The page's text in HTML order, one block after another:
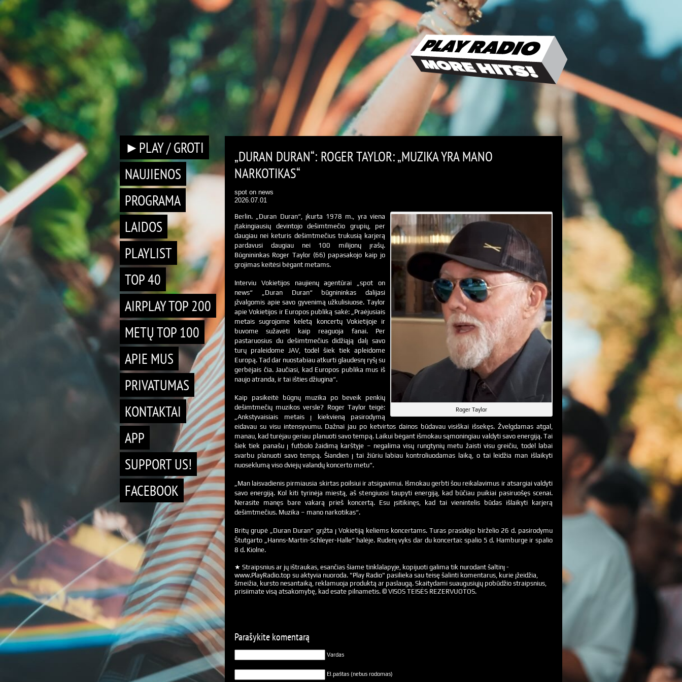
►PLAY / GROTI
NAUJIENOS
PROGRAMA
LAIDOS
PLAYLIST
TOP 40
AIRPLAY TOP 200
METŲ TOP 100
APIE MUS
PRIVATUMAS
KONTAKTAI
APP
SUPPORT US!
FACEBOOK
„DURAN DURAN“: ROGER TAYLOR: „MUZIKA YRA MANO
NARKOTIKAS“
spot on news
2026.07.01
Roger Taylor
Berlin. „Duran Duran“, įkurta 1978 m., yra viena
įtakingiausių devintojo dešimtmečio grupių, per
daugiau nei keturis dešimtmečius trukusią karjerą
pardavusi daugiau nei 100 milijonų įrašų.
Būgnininkas Roger Taylor (66) papasakojo kaip jo
grojimas keitėsi bėgant metams.
Interviu Vokietijos naujienų agentūrai „spot on
news“ „Duran Duran“ būgnininkas dalijasi
įžvalgomis apie savo gyvenimą užkulisiuose. Taylor
apie Vokietijos ir Europos publiką sakė: „Praėjusiais
metais sugrojome keletą koncertų Vokietijoje ir
buvome sužavėti kaip reaguoja fanai. Per
pastaruosius du dešimtmečius didžiąją dalį savo
turų praleidome JAV, todėl šiek tiek apleidome
Europą. Tad dar nuostabiau atkurti glaudesnį ryšį su
gerbėjais čia. Jaučiasi, kad Europos publika mus iš
naujo atranda, ir tai išties džiugina“.
Kaip pasikeitė būgnų muzika po beveik penkių
dešimtmečių muzikos versle? Roger Taylor teigė:
„Ankstyvaisiais metais į kiekvieną pasirodymą
eidavau su visu intensyvumu. Dažnai jau po ketvirtos dainos būdavau visiškai išsekęs. Žvelgdamas atgal,
manau, kad turėjau geriau planuoti savo tempą. Laikui bėgant išmokau sąmoningiau valdyti savo energiją. Tai
šiek tiek panašu į futbolo žaidimą karštyje – negalima visų rungtynių metu žaisti visu greičiu, todėl labai
svarbu planuoti savo tempą. Šiandien į tai žiūriu labiau kontroliuodamas laiką, o tai leidžia man išlaikyti
nuoseklumą viso dviejų valandų koncerto metu“.
„Man laisvadienis pirmiausia skirtas poilsiui ir atsigavimui. Išmokau gerbti šou reikalavimus ir atsargiai valdyti
savo energiją. Kol kiti tyrinėja miestą, aš stengiuosi taupyti energiją, kad būčiau puikiai pasiruošęs scenai.
Nerasite manęs bare vakarą prieš koncertą. Esu įsitikinęs, kad tai vienintelis būdas išlaikyti karjerą
dešimtmečius. Muzika – mano narkotikas“.
Britų grupė „Duran Duran“ grįžta į Vokietiją keliems koncertams. Turas prasidėjo birželio 26 d. pasirodymu
Štutgarto „Hanns-Martin-Schleyer-Halle“ halėje. Rudenį vyks dar du koncertai: spalio 5 d. Hamburge ir spalio
8 d. Kiolne.
★ Straipsnius ar jų ištraukas, esančias šiame tinklalapyje, kopijuoti galima tik nurodant šaltinį -
www.PlayRadio.top su aktyvia nuoroda. "Play Radio" pasilieka sau teisę šalinti komentarus, kurie įžeidžia,
šmeižia, kursto nesantaiką, reklamuoja produktą ar paslaugą. Skaitydami suaugusiųjų pobūdžio straipsnius,
prisiimate visą atsakomybę, kad esate pilnametis. © VISOS TEISĖS REZERVUOTOS.
Parašykite komentarą
Vardas
El.paštas (nebus rodomas)